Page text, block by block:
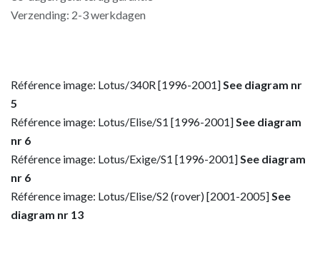
Verzending: 2-3 werkdagen
Référence image: Lotus/340R [1996-2001]See diagram nr
5
Référence image: Lotus/Elise/S1 [1996-2001]See diagram
nr 6
Référence image: Lotus/Exige/S1 [1996-2001]See diagram
nr 6
Référence image: Lotus/Elise/S2 (rover) [2001-2005]See
diagram nr 13